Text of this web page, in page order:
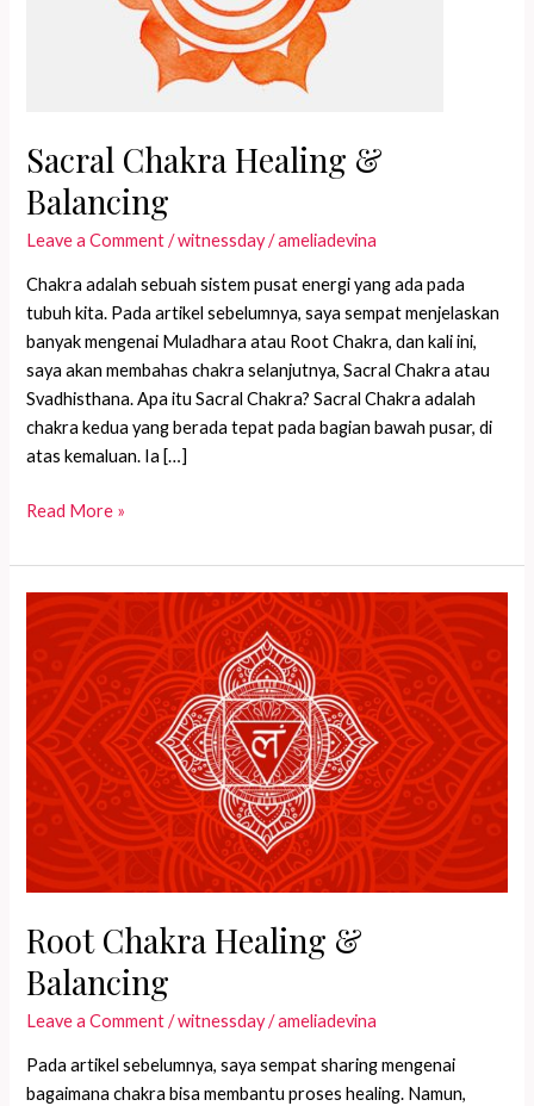
Sacral Chakra Healing &
Balancing
Leave a Comment /witnessday/ameliadevina
Chakra adalah sebuah sistem pusat energi yang ada pada
tubuh kita. Pada artikel sebelumnya, saya sempat menjelaskan
banyak mengenai Muladhara atau Root Chakra, dan kali ini,
saya akan membahas chakra selanjutnya, Sacral Chakra atau
Svadhisthana. Apa itu Sacral Chakra? Sacral Chakra adalah
chakra kedua yang berada tepat pada bagian bawah pusar, di
atas kemaluan. Ia […]
Sacral
Healing
&
Balancing
Read More »
Root Chakra Healing &
Balancing
Leave a Comment /witnessday/ameliadevina
Pada artikel sebelumnya, saya sempat sharing mengenai
bagaimana chakra bisa membantu proses healing. Namun,